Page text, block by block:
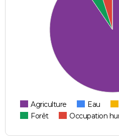
Agriculture Eau
Forêt
Occupation